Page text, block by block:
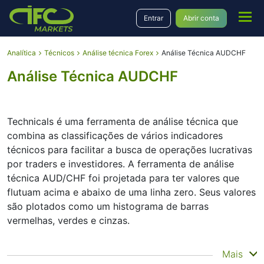
Entrar Abrir conta
Analítica Técnicos Análise técnica Forex Análise Técnica AUDCHF
Análise Técnica AUDCHF
Technicals é uma ferramenta de análise técnica que
combina as classificações de vários indicadores
técnicos para facilitar a busca de operações lucrativas
por traders e investidores. A ferramenta de análise
técnica AUD/CHF foi projetada para ter valores que
flutuam acima e abaixo de uma linha zero. Seus valores
são plotados como um histograma de barras
vermelhas, verdes e cinzas.
Summary Mais